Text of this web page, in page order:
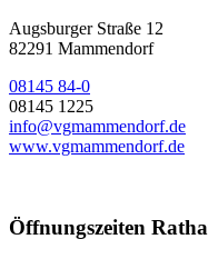
Augsburger Straße 12
82291 Mammendorf
08145 84-0
08145 1225
info@vgmammendorf.de
www.vgmammendorf.de
Öffnungszeiten